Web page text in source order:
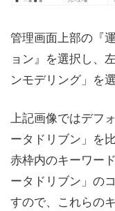
管理画面上部の『
ョン』を選択し、
ンモデリング」を
上記画像ではデフ
ータドリブン」を
赤枠内のキーワー
ータドリブン」の
すので、これらの